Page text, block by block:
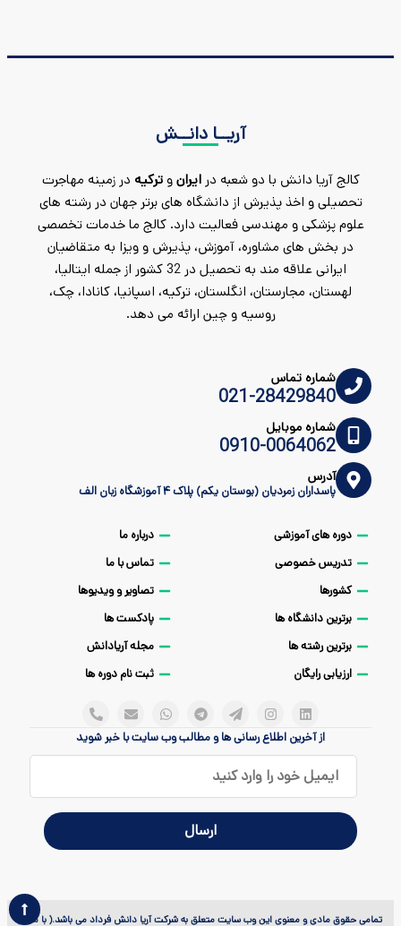
آریــا دانــش
کالج آریا دانش با دو شعبه در ایرانوترکیه در زمینه مهاجرت
تحصیلی و اخذ پذیرش از دانشگاه های برتر جهان در رشته های
علوم پزشکی و مهندسی فعالیت دارد. کالج ما خدمات تخصصی
در بخش های مشاوره، آموزش، پذیرش و ویزا به متقاضیان
ایرانی علاقه مند به تحصیل در 32 کشور از جمله ایتالیا،
لهستان، مجارستان، انگلستان، ترکیه، اسپانیا، کانادا، چک،
روسیه و چین ارائه می دهد.
شماره تماس
021-28429840
شماره موبایل
0910-0064062
آدرس
پاسداران زمردیان (بوستان یکم) پلاک ۴ آموزشگاه زبان الف
دوره های آموزشی
تدریس خصوصی
کشورها
برترین دانشگاه ها
برترین رشته ها
ارزیابی رایگان
درباره ما
تماس با ما
تصاویر و ویدیوها
پادکست ها
مجله آریادانش
ثبت نام دوره ها
از آخرین اطلاع رسانی ها و مطالب وب سایت با خبر شوید
تمامی حقوق مادی و معنوی این وب سایت متعلق به شرکت آریا دانش فرداد می باشد.( با مجوز